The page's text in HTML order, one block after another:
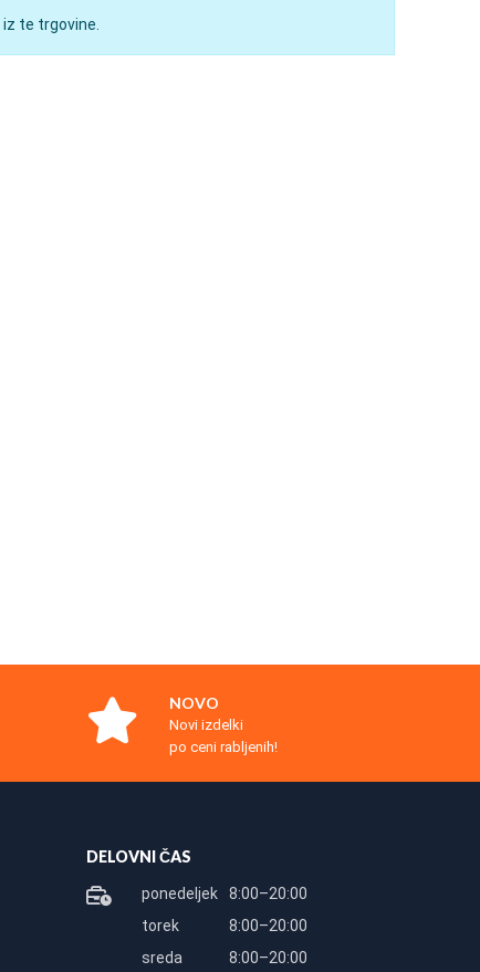
te trgovine.
NOVO
Novi izdelki
po ceni rabljenih!
DELOVNI ČAS
ponedeljek
8:00–20:00
torek
8:00–20:00
sreda
8:00–20:00